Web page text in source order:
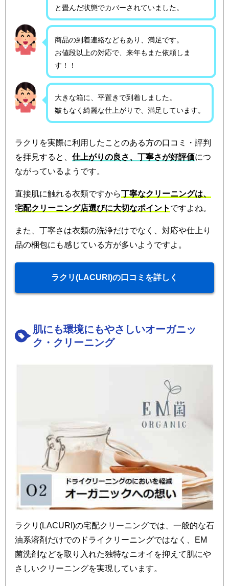
と畳んだ状態でカバーされていました。
商品の到着連絡などもあり、満足です。
お値段以上の対応で、来年もまた依頼しま
す！！
大きな箱に、平置きで到着しました。
皺もなく綺麗な仕上がりで、満足しています。
ラクリを実際に利用したことのある方の口コミ・評判
を拝見すると、 仕上がりの良さ、丁寧さが好評価につ
ながっているようです。
直接肌に触れる衣類ですから丁寧なクリーニングは、
宅配クリーニング店選びに大切なポイント ですよね。
また、丁寧さは衣類の洗浄だけでなく、対応や仕上り
品の梱包にも感じている方が多いようですよ。
ラクリ(LACURI)の口コミを詳しく
肌にも環境にもやさしいオーガニッ
ク・クリーニング
ラクリ(LACURI)の宅配クリーニングでは、一般的な石
油系溶剤だけでのドライクリーニングではなく、EM
菌洗剤などを取り入れた独特なニオイを抑えて肌にや
さしいクリーニングを実現しています。